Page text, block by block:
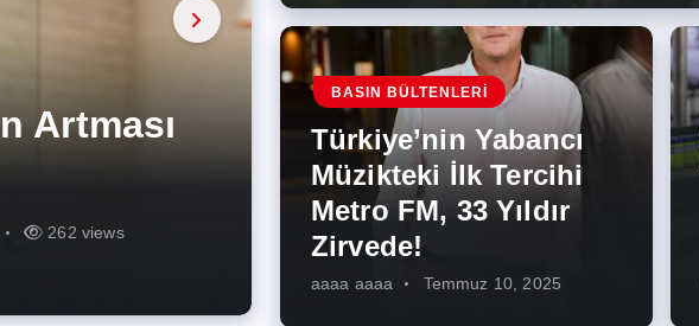
344 views
İlk
Zirvede!
273 views
275 views
Enerji
İş
287 views
Kısa
227 views
Artması
262 views
BASIN BÜLTENLERI
Türkiye’nin Yabancı
Müzikteki İlk Tercihi
Metro FM, 33 Yıldır
Zirvede!
aaaa aaaa Temmuz 10, 2025